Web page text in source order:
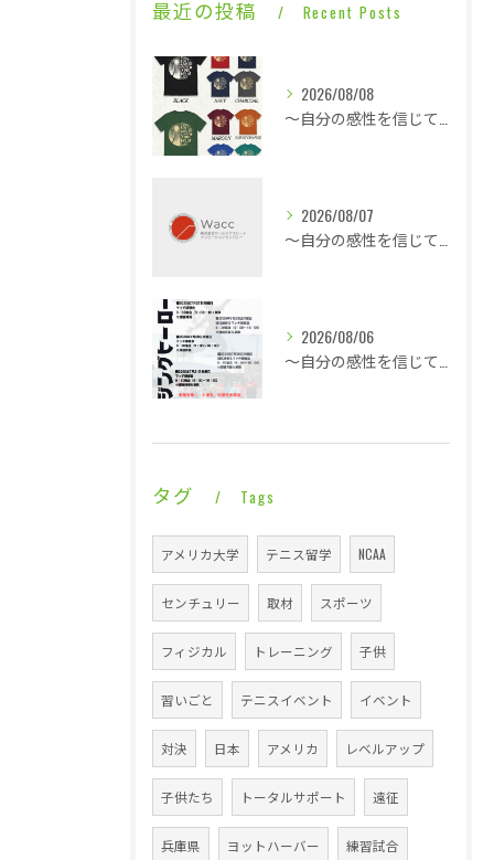
最近の投稿 Recent Posts
2026/08/08
2026/08/07
2026/08/06
タグ Tags
アメリカ大学 テニス留学 NCAA
センチュリー 取材 スポーツ
フィジカル トレーニング 子供
習いごと テニスイベント イベント
対決 日本 アメリカ レベルアップ
子供たち トータルサポート 遠征
兵庫県 ヨットハーバー 練習試合